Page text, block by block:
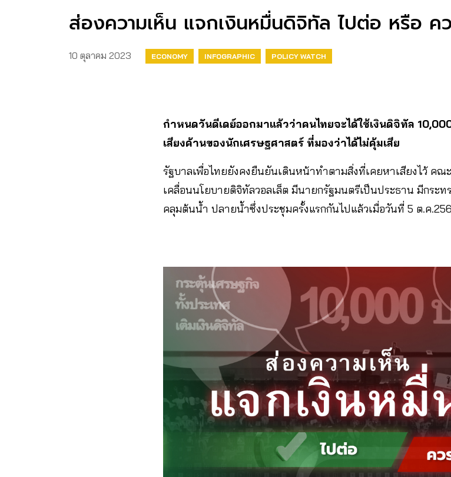
ส่องความเห็น แจกเงินหมื่นดิจิทัล ไปต่อ หรือ ค
10 ตุลาคม 2023 ECONOMY INFOGRAPHIC
POLICY WATCH
กำหนดวันดีเดย์ออกมาแล้วว่าคนไทยจะได้ใช้เงินดิจิทัล
เสียงค้านของนักเศรษฐศาสตร์ ที่มองว่าได้ไม่คุ้มเสีย
รัฐบาลเพื่อไทยยังคงยืนยันเดินหน้าทำตามสิ่งที่เคยหาเสียงไว้ ค
เคลื่อนนโยบายดิจิทัลวอลเล็ต มีนายกรัฐมนตรีเป็นประธาน มีกระท
คลุมต้นน้ำ ปลายน้ำซึ่งประชุมครั้งแรกกันไปแล้วเมื่อวันที่ 5 ต.ค